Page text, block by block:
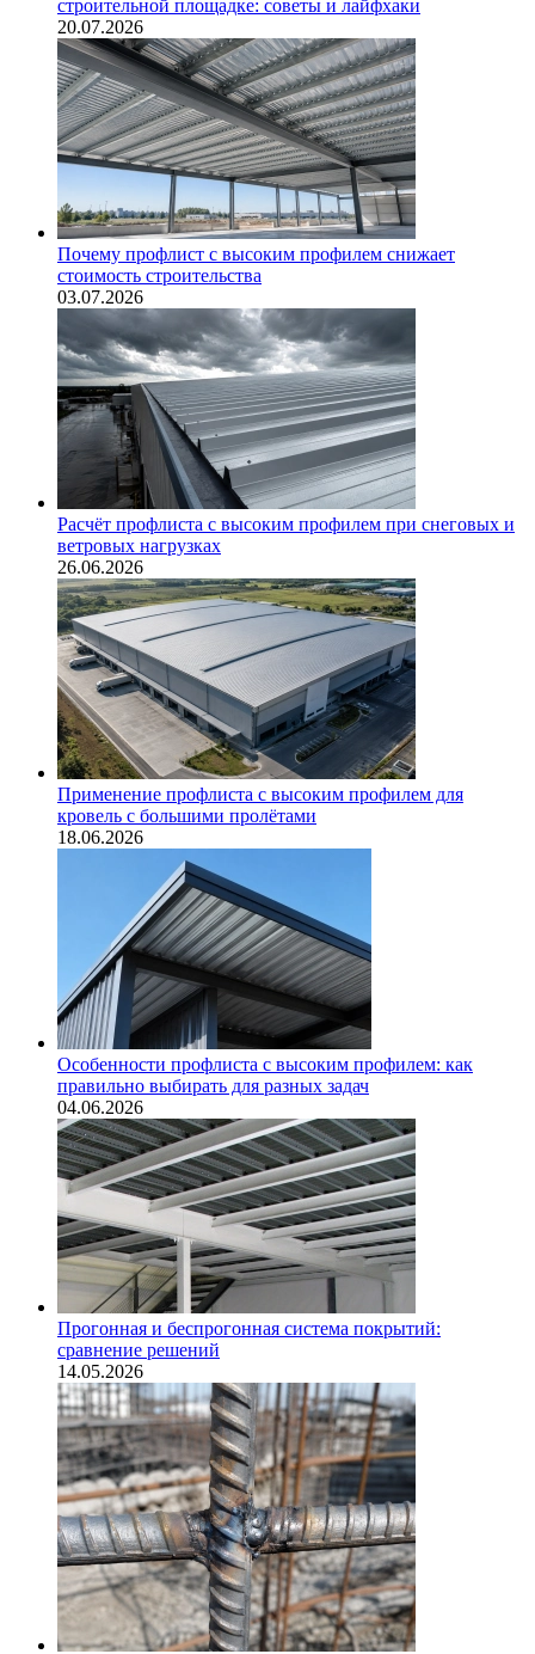
строительной площадке: советы и лайфхаки
20.07.2026
Почему профлист с высоким профилем снижает
стоимость строительства
03.07.2026
Расчёт профлиста с высоким профилем при снеговых и
ветровых нагрузках
26.06.2026
Применение профлиста с высоким профилем для
кровель с большими пролётами
18.06.2026
Особенности профлиста с высоким профилем: как
правильно выбирать для разных задач
04.06.2026
Прогонная и беспрогонная система покрытий:
сравнение решений
14.05.2026